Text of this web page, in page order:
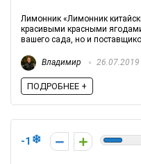
Лимонник «Лимонник
красивыми красными
вашего сада, но и
Владимир 26.07.2019
ПОДРОБНЕЕ +
-1